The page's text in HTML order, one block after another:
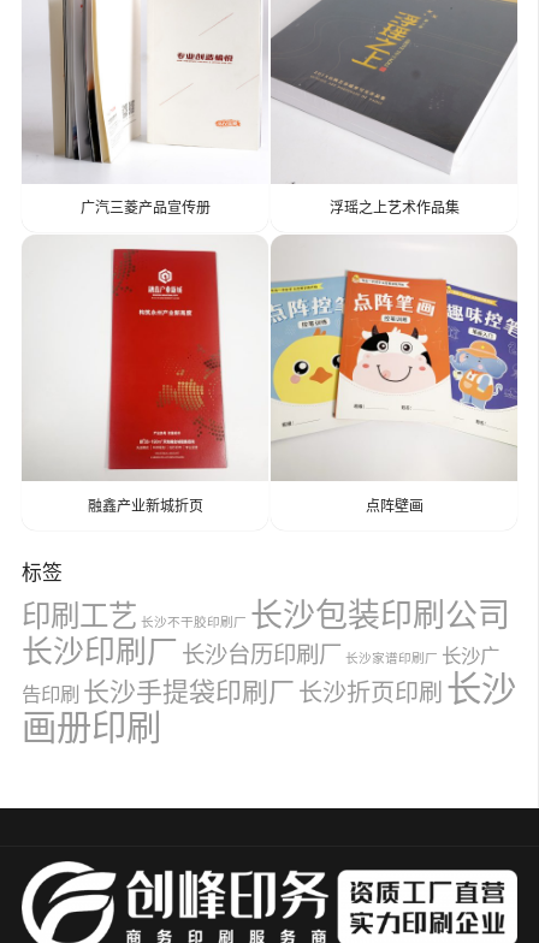
广汽三菱产品宣传册 浮瑶之上艺术作品集
融鑫产业新城折页 点阵壁画
标签
印刷工艺 长沙不干胶印刷厂 长沙包装印刷公司
长沙印刷厂 长沙台历印刷厂 长沙家谱印刷厂 长沙广
告印刷 长沙手提袋印刷厂 长沙折页印刷 长沙
画册印刷